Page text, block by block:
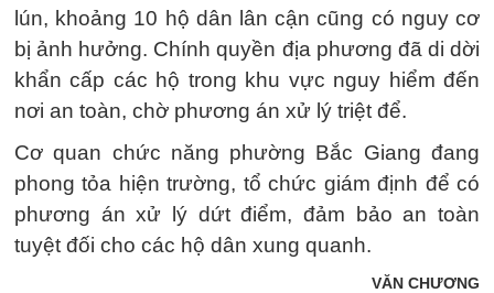
lún, khoảng 10 hộ dân lân cận cũng có nguy cơ
bị ảnh hưởng. Chính quyền địa phương đã di dời
khẩn cấp các hộ trong khu vực nguy hiểm đến
nơi an toàn, chờ phương án xử lý triệt để.
Cơ quan chức năng phường Bắc Giang đang
phong tỏa hiện trường, tổ chức giám định để có
phương án xử lý dứt điểm, đảm bảo an toàn
tuyệt đối cho các hộ dân xung quanh.
VĂN CHƯƠNG